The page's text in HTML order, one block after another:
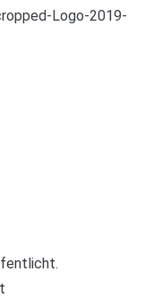
Logo-2019-